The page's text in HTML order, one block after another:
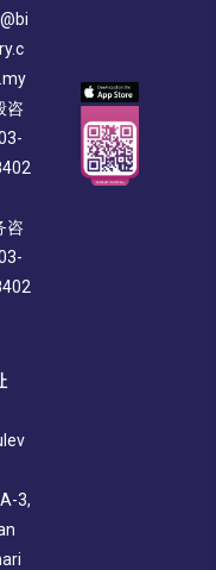
咨
咨
3,